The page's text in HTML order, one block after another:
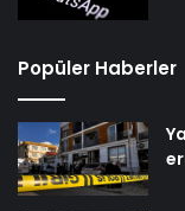
Popüler Haberler